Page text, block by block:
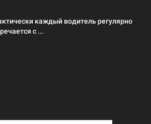
каждый водитель регулярно
с ...